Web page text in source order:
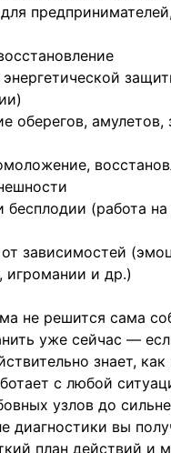
оберегов,
(работа на
зависимостей
игромании и др.)
не решится сама
уже сейчас —
знает,
с любой
узлов до
диагностики вы
план действий и